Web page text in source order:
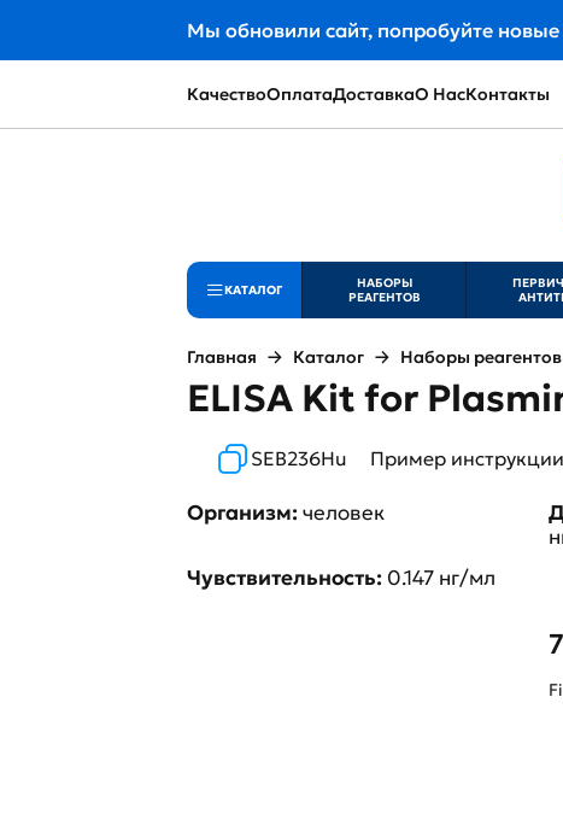
Мы обновили сайт, попробуйте
КачествоОплатаДоставкаО НасКонтакты
КАТАЛОГ
НАБОРЫ
РЕАГЕНТОВ
Главная Каталог Наборы реагентов
ELISA Kit for
SEB236Hu Пример инструкции
Организм:человек
Чувствительность: 0.147 нг/мл